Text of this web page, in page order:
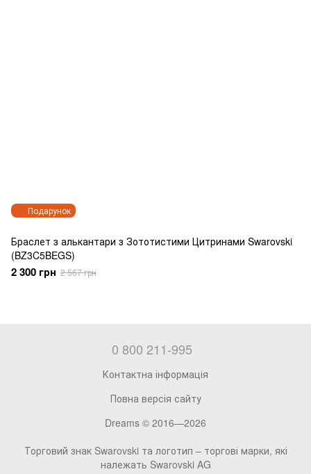
Подарунок
Браслет з алькантари з Зототистими Цитринами Swarovski
(BZ3C5BEGS)
2 300 грн 2 567 грн
0 800 211-995
Контактна інформація
Повна версія сайту
Dreams © 2016—2026
Торговий знак Swarovski та логотип – торгові марки, які
належать Swarovski AG